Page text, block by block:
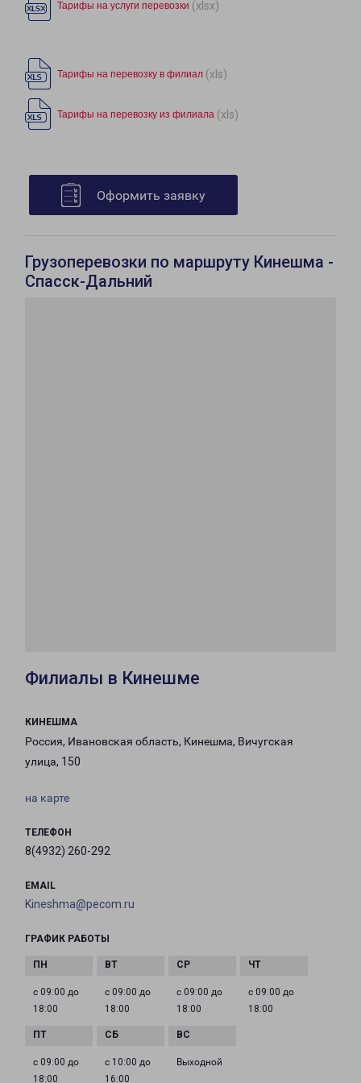
Тарифы на услуги перевозки (xlsx)
Тарифы на перевозку в филиал (xls)
Тарифы на перевозку из филиала (xls)
Оформить заявку
Грузоперевозки по маршруту Кинешма -
Спасск-Дальний
Филиалы в Кинешме
КИНЕШМА
Россия, Ивановская область, Кинешма, Вичугская
улица, 150
на карте
ТЕЛЕФОН
8(4932) 260-292
EMAIL
Kineshma@pecom.ru
ГРАФИК РАБОТЫ
с 09:00 до
18:00
с 09:00 до
18:00
с 09:00 до
18:00
с 09:00 до
18:00
с 09:00 до
18:00
с 10:00 до
16:00
Выходной